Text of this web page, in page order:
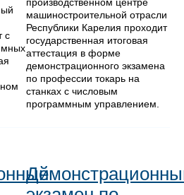
с
производственном центре
машиностроительной отрасли
Республики Карелия проходит
государственная итоговая
аттестация в форме
демонстрационного экзамена
по профессии токарь на
станках с числовым
программным управлением.